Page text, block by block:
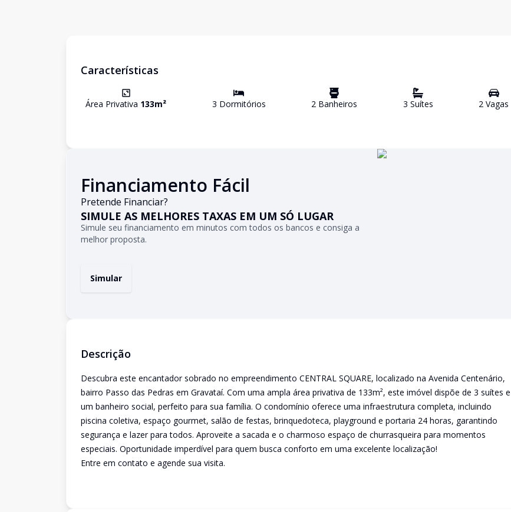
Características
Área Privativa 133m² 3 Dormitórios 2 Banheiros 3 Suítes 2 Vagas
Financiamento Fácil
Pretende Financiar?
SIMULE AS MELHORES TAXAS EM UM SÓ LUGAR
Simule seu financiamento em minutos com todos os bancos e consiga a
melhor proposta.
Simular
Descrição
Descubra este encantador sobrado no empreendimento CENTRAL SQUARE, localizado na Avenida Centenário,
bairro Passo das Pedras em Gravataí. Com uma ampla área privativa de 133m², este imóvel dispõe de 3 suítes e
um banheiro social, perfeito para sua família. O condomínio oferece uma infraestrutura completa, incluindo
piscina coletiva, espaço gourmet, salão de festas, brinquedoteca, playground e portaria 24 horas, garantindo
segurança e lazer para todos. Aproveite a sacada e o charmoso espaço de churrasqueira para momentos
especiais. Oportunidade imperdível para quem busca conforto em uma excelente localização!
Entre em contato e agende sua visita.